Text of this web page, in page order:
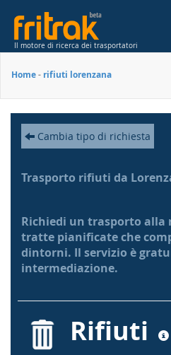
Il motore di ricerca dei trasportatori
Home- rifiuti lorenzana
Cambia tipo di richiesta
Trasporto rifiuti da
Richiedi un trasporto alla
tratte pianificate che
dintorni. Il servizio è
intermediazione.
Rifiuti